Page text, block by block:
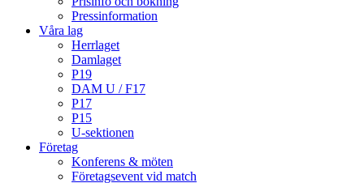
Pressinformation
Våra lag
Herrlaget
Damlaget
P19
DAM U / F17
P17
P15
U-sektionen
Företag
Konferens & möten
Företagsevent vid match